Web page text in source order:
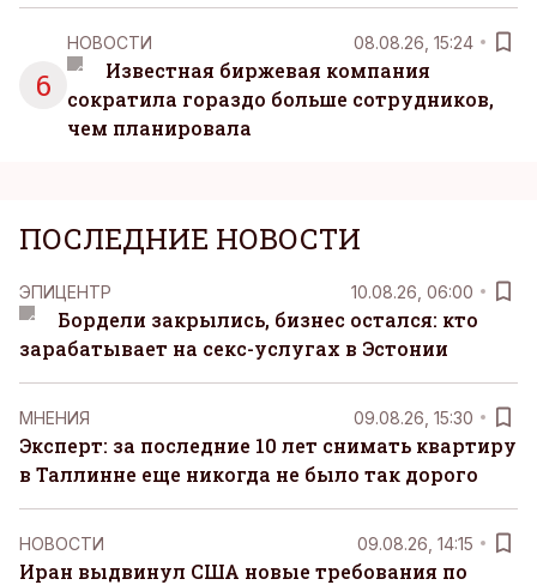
6
НОВОСТИ 08.08.26, 15:24
Известная биржевая компания
сократила гораздо больше сотрудников,
чем планировала
ПОСЛЕДНИЕ НОВОСТИ
ЭПИЦЕНТР 10.08.26, 06:00
Бордели закрылись, бизнес остался: кто
зарабатывает на секс-услугах в Эстонии
MНЕНИЯ 09.08.26, 15:30
Эксперт: за последние 10 лет снимать квартиру
в Таллинне еще никогда не было так дорого
НОВОСТИ 09.08.26, 14:15
Иран выдвинул США новые требования по